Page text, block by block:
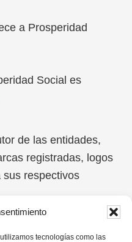
tecnologías como las
a Prosperidad
Social es
de las entidades,
registradas, logos
respectivos